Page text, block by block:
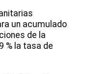
un acumulado
de la
% la tasa de